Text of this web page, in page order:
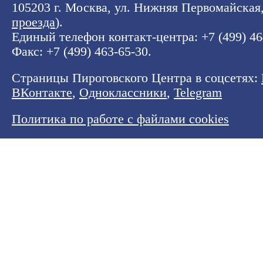
105203 г. Москва, ул. Нижняя
проезда).
Единый телефон контакт-центра: +7 (499)
Факс: +7 (499) 463-65-30.
Страницы Пироговского Центра в соцсетях:
ВКонтакте, Одноклассники, Telegram
Политика по работе с файлами cookies